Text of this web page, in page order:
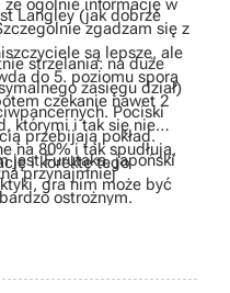
Langley (jak dobrze
strzelania: na duże
zasięgu dział)
Pociski
przebijają pokład.
jest Furutaka, japoński
gra nim może być
pancernikiem. Gra
po opanowaniu kilku
blisko wysp czy zasłon
ogólnie informację w
zgadzam się z
są lepsze, ale
do 5. poziomu sporą
czekanie nawet 2
którymi i tak się nie
na 80% i tak spudłują,
przynajmniej
ostrożnym.
i korektę tego